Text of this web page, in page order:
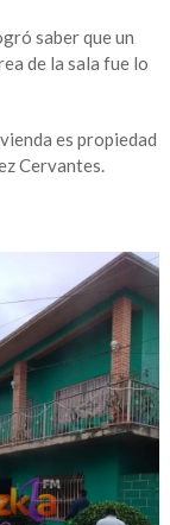
saber que un
de la sala fue lo
es propiedad
Cervantes.